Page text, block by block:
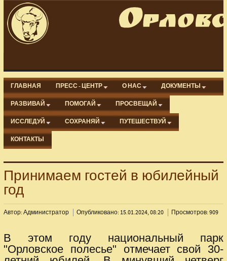
ГЛАВНАЯ ПРЕСС - ЦЕНТР О НАС ДОКУМЕНТЫ
РАЗВИВАЙ ПОМОГАЙ ПРОСВЕЩАЙ
ИССЛЕДУЙ СОХРАНЯЙ ПУТЕШЕСТВУЙ
КОНТАКТЫ
Принимаем гостей в юбилейный
год
Автор: Администратор Опубликовано: 15.01.2024, 08:20 Просмотров: 909
В этом году национальный парк
"Орловское полесье" отмечает свой 30-